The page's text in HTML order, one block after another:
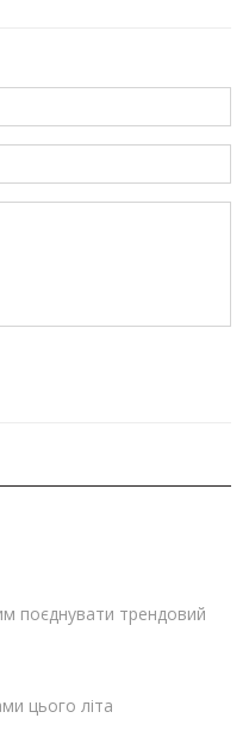
поєднувати трендовий
цього літа